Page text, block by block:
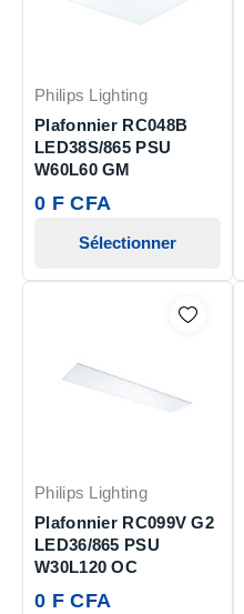
Philips Lighting
Plafonnier RC048B
LED38S/865 PSU
W60L60 GM
0 F CFA
Sélectionner
Philips Lighting
Plafonnier RC099V G2
LED36/865 PSU
W30L120 OC
0 F CFA